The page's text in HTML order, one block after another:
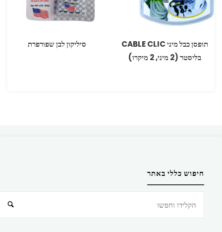
תופסן כבל מיני ‏CABLE CLIC
בליסטר (2 מיני, 2 מיקרו)
סיליקון לבן שפורפרת
חיפוש כללי באתר